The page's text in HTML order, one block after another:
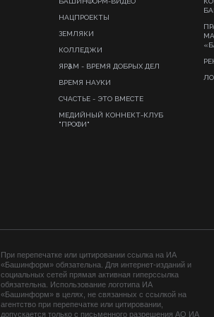
НАЦПРОЕКТЫ
ЗЕМЛЯКИ
КОЛЛЕДЖИ
ЯРҘАМ - ВРЕМЯ ДОБРЫХ ДЕЛ
ВРЕМЯ НАУКИ
СЧАСТЬЕ - ЭТО ВМЕСТЕ
МЕДИЙНЫЙ КОННЕКТ-КЛУБ
"ПРОФИ"
При перепечатке или цитировании ссылка на ИА
«Башинформ» обязательна. Для интернет-изданий и
социальных сетей прямая активная гиперссылка
обязательна. Использование логотипа ИА
«Башинформ» в целях, не связанных с ссылкой на
агентство при перепечатке или цитировании,
допускается только с письменного разрешения АО ИА